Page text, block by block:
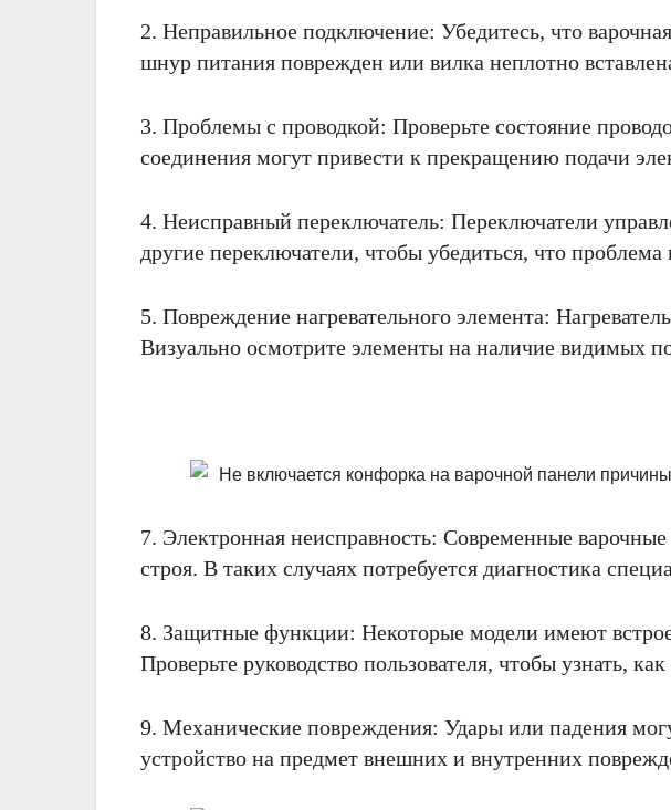
2. Неправильное подключение: Убедитесь, что
шнур питания поврежден или вилка неплотно
3. Проблемы с проводкой: Проверьте состояние
соединения могут привести к прекращению подачи
4. Неисправный переключатель: Переключатели
другие переключатели, чтобы убедиться, что
5. Повреждение нагревательного элемента:
Визуально осмотрите элементы на наличие видимых
7. Электронная неисправность: Современные
строя. В таких случаях потребуется диагностика
8. Защитные функции: Некоторые модели имеют
Проверьте руководство пользователя, чтобы узнать,
9. Механические повреждения: Удары или падения
устройство на предмет внешних и внутренних